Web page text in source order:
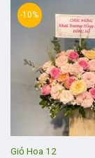
-10%
Giỏ Hoa 12